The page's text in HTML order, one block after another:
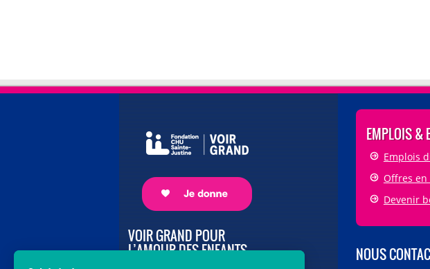
VOIR GRAND POUR
L’AMOUR DES ENFANTS
EMPLOIS &
Emplois
Offres
Devenir
NOUS